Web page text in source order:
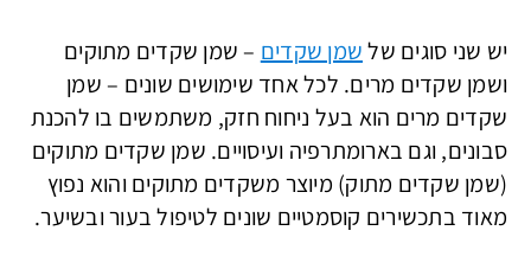
יש שני סוגים שלשמן שקדים – שמן שקדים מתוקים
ושמן שקדים מרים. לכל אחד שימושים שונים – שמן
שקדים מרים הוא בעל ניחוח חזק, משתמשים בו להכנת
סבונים, וגם בארומתרפיה ועיסויים. שמן שקדים מתוקים
(שמן שקדים מתוק) מיוצר משקדים מתוקים והוא נפוץ
מאוד בתכשירים קוסמטיים שונים לטיפול בעור ובשיער.